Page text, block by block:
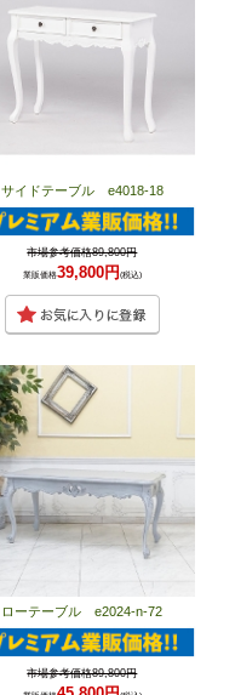
サイドテーブル e4018-18
市場参考価格89,800円
業販価格39,800円 (税込)
ローテーブル e2024-n-72
市場参考価格89,800円